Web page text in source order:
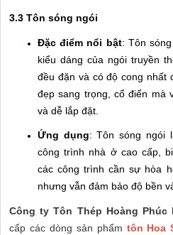
3.3 Tôn sóng ngói
Đặc điểm nổi bật: Tôn
kiểu dáng của ngói truyền
đều đặn và có độ cong nhất
đẹp sang trọng, cổ điển mà
và dễ lắp đặt.
Ứng dụng: Tôn sóng ngói
công trình nhà ở cao cấp,
các công trình cần sự hòa
nhưng vẫn đảm bảo độ bền
Công ty Tôn Thép Hoàng Phúc
cấp các dòng sản phẩm tôn Hoa